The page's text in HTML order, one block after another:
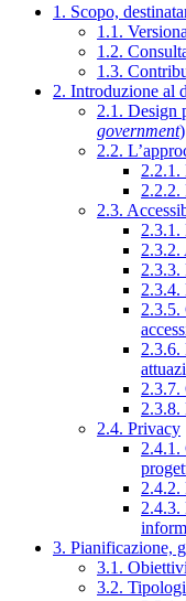
1. Scopo,
1.1.
1.2.
1.3.
2. Introduzione al
2.1. Design
government)
2.2.
2.2.1.
2.2.2.
2.3.
2.3.1.
2.3.2.
2.3.3.
2.3.4.
2.3.5.
2.3.6.
2.3.7.
2.3.8.
2.4. Privacy
2.4.1.
2.4.2.
2.4.3.
3. Pianificazione,
3.1.
3.2.